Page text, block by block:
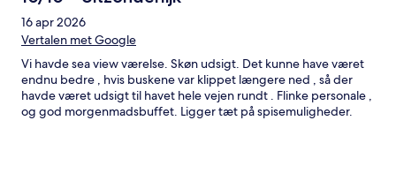
16 apr 2026
Vertalen met Google
Vi havde sea view værelse. Skøn udsigt. Det kunne have været
endnu bedre , hvis buskene var klippet længere ned , så der
havde været udsigt til havet hele vejen rundt . Flinke personale ,
og god morgenmadsbuffet. Ligger tæt på spisemuligheder.